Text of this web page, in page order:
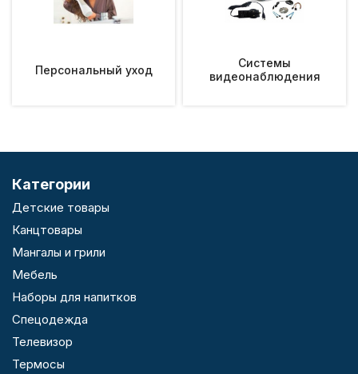
Персональный уход
Системы
видеонаблюдения
Категории
Детские товары
Канцтовары
Мангалы и грили
Мебель
Наборы для напитков
Спецодежда
Телевизор
Термосы